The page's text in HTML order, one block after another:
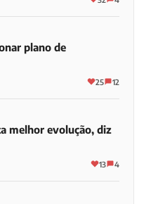
plano de
25 12
melhor evolução, diz
13 4